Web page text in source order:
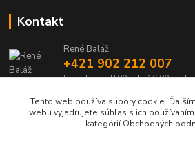
Kontakt
René Baláž
+421 902 212 007
Sme TU od 8:00 - do 16:00 hod
info@kotlik.sk
Tento web používa súbory cookie.
webu vyjadrujete súhlas s ich
kategórií Obchodných